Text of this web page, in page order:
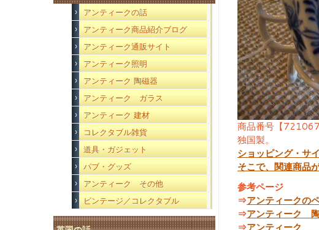
アンティークの話
アンティーク商品紹介ブログ
アンティーク通販サイト
アンティーク照明
アンティーク 陶磁器
アンティーク ガラス
アンティーク 建材
コレクタブル雑貨
道具・ガジェット
パブ・グッズ
アンティーク その他
ビンテージ／コレクタブル
商品番号【
独国製。
ショッピング・サ
そこで、関連商品
参考ページ
⇒アンティークの
⇒アンティーク
⇒アンティーク